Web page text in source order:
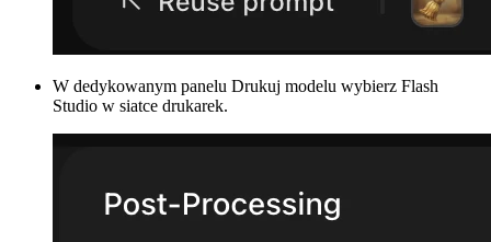
W dedykowanym panelu Drukuj modelu wybierz Flash
Studio w siatce drukarek.